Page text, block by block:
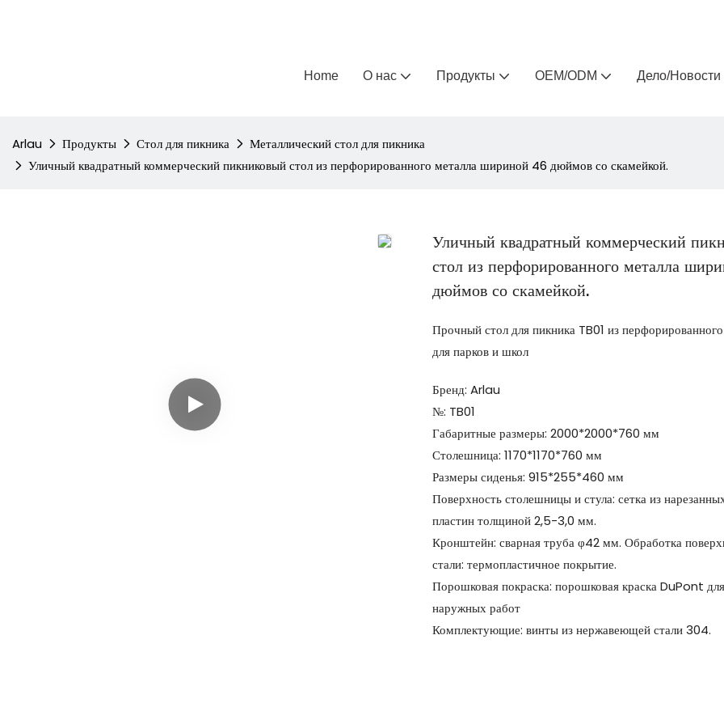
Home О нас Продукты OEM/ODM Дело/Новости
Arlau Продукты Стол для пикника
Металлический стол для пикника
Уличный квадратный коммерческий пикниковый стол из перфорированного металла шириной 46 дюймов со скамейкой.
Уличный квадратный коммерческий
стол из перфорированного металла
дюймов со скамейкой.
Прочный стол для пикника TB01 из
для парков и школ
Бренд: Arlau
№: TB01
Габаритные размеры: 2000*2000*760 мм
Столешница: 1170*1170*760 мм
Размеры сиденья: 915*255*460 мм
Поверхность столешницы и стула: сетка из
пластин толщиной 2,5-3,0 мм.
Кронштейн: сварная труба φ42 мм. Обработка
стали: термопластичное покрытие.
Порошковая покраска: порошковая краска DuPont для
наружных работ
Комплектующие: винты из нержавеющей стали 304.